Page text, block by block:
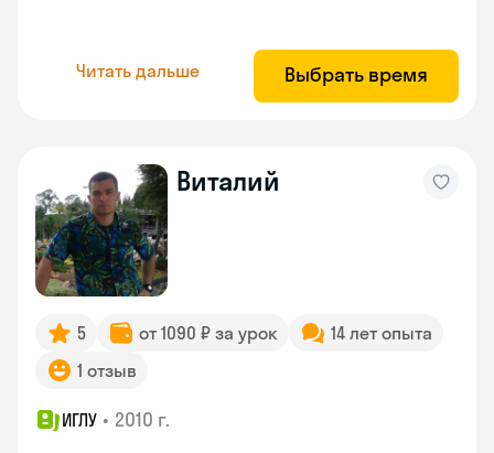
Читать дальше Выбрать время
Виталий
5 от 1090 ₽ за урок
14 лет опыта
1 отзыв
ИГЛУ • 2010 г.